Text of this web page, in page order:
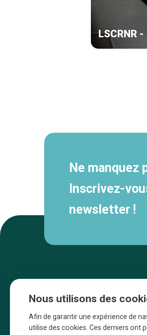
LSCRNR
Ne manquez
Inscrivez-
newsletter !
Nous utilisons des
Afin de garantir une expérience de
utilise des cookies. Ces derniers ont